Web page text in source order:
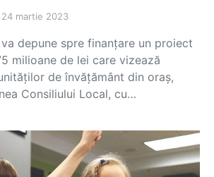
24 martie 2023
depune spre finanţare un proiect
milioane de lei care vizează
de învăţământ din oraş,
Consiliului Local, cu…